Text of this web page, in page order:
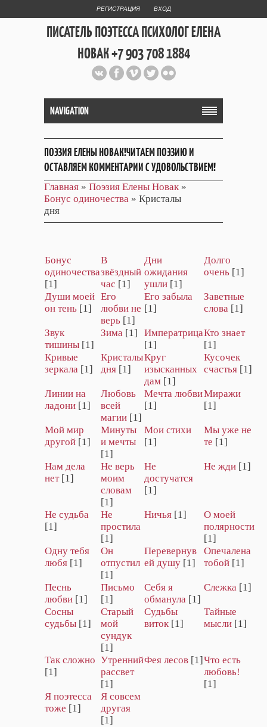
РЕГИСТРАЦИЯ ВХОД
ПИСАТЕЛЬ ПОЭТЕССА ПСИХОЛОГ ЕЛЕНА
НОВАК +7 903 708 1884
Официальный сайт репетитора
и Web Дизайнера Елены Новак
NAVIGATION
ПОЭЗИЯ ЕЛЕНЫ НОВАК!ЧИТАЕМ ПОЭЗИЮ И
ОСТАВЛЯЕМ КОММЕНТАРИИ С УДОВОЛЬСТВИЕМ!
Главная » Поэзия Елены Новак»
Бонус одиночества » Кристалы
дня
Бонус
одиночества
[1]
В
звёздный
час [1]
Дни
ожидания
ушли [1]
Долго
очень [1]
Души моей
он тень [1]
Его
любви не
верь [1]
Его забыла
[1]
Заветные
слова [1]
Звук
тишины [1]
Зима [1]
Императрица
[1]
Кто знает
[1]
Кривые
зеркала [1]
Кристалы
дня [1]
Круг
изысканных
дам [1]
Кусочек
счастья [1]
Линии на
ладони [1]
Любовь
всей
магии [1]
Мечта любви
[1]
Миражи
[1]
Мой мир
другой [1]
Минуты
и мечты
[1]
Мои стихи
[1]
Мы уже не
те [1]
Нам дела
нет [1]
Не верь
моим
словам
[1]
Не
достучатся
[1]
Не жди [1]
Не судьба
[1]
Не
простила
[1]
Ничья [1]
О моей
полярности
[1]
Одну тебя
любя [1]
Он
отпустил
[1]
Перевернув
ей душу [1]
Опечалена
тобой [1]
Песнь
любви [1]
Письмо
[1]
Себя я
обманула [1]
Слежка [1]
Сосны
судьбы [1]
Старый
мой
сундук
[1]
Судьбы
виток [1]
Тайные
мысли [1]
Так сложно
[1]
Утренний
рассвет
[1]
Фея лесов [1] Что есть
любовь!
[1]
Я поэтесса
тоже [1]
Я совсем
другая
[1]